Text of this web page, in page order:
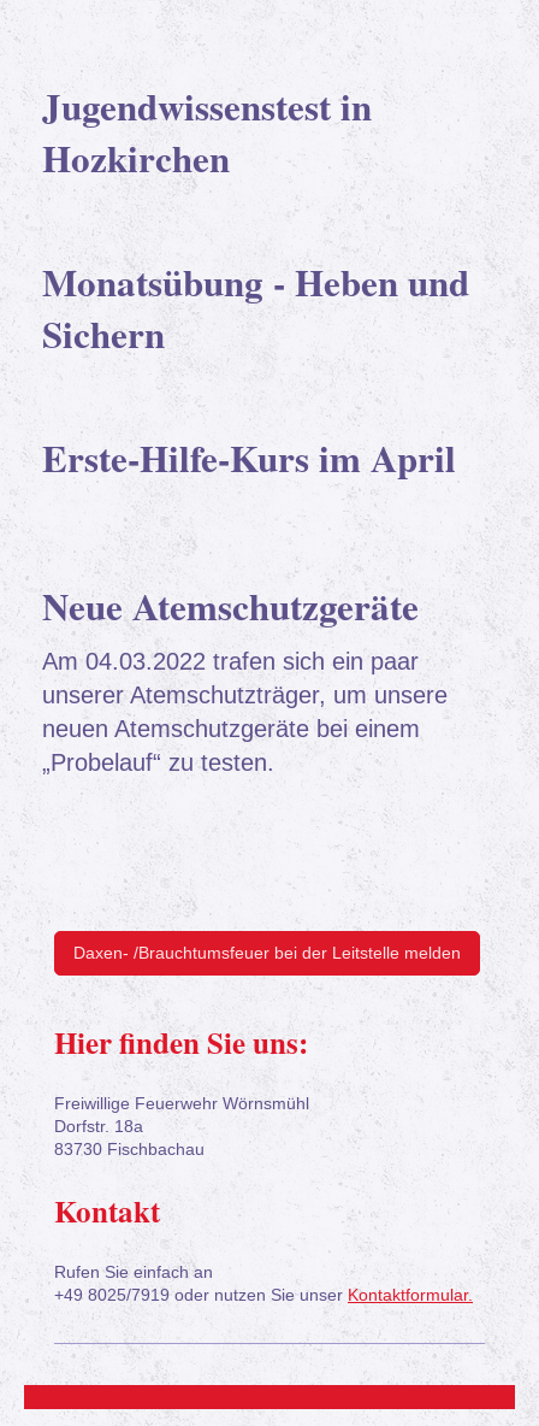
Jugendwissenstest in
Hozkirchen
Monatsübung - Heben und
Sichern
Erste-Hilfe-Kurs im April
Neue Atemschutzgeräte
Am 04.03.2022 trafen sich ein paar
unserer Atemschutzträger, um unsere
neuen Atemschutzgeräte bei einem
„Probelauf“ zu testen.
Daxen- /Brauchtumsfeuer bei der Leitstelle melden
Hier finden Sie uns:
Freiwillige Feuerwehr Wörnsmühl
Dorfstr. 18a
83730 Fischbachau
Kontakt
Rufen Sie einfach an
+49 8025/7919 oder nutzen Sie unser Kontaktformular.